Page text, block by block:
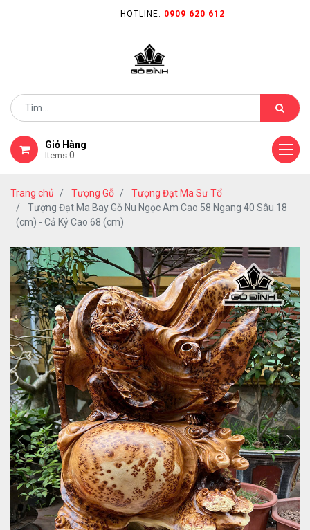
HOTLINE: 0909 620 612
Giỏ Hàng
Items 0
Trang chủ Tượng Gỗ
Tượng Đạt Ma Sư Tổ
Tượng Đạt Ma Bay Gỗ Nu Ngọc Am Cao 58 Ngang 40 Sâu 18
(cm) - Cả Kỷ Cao 68 (cm)